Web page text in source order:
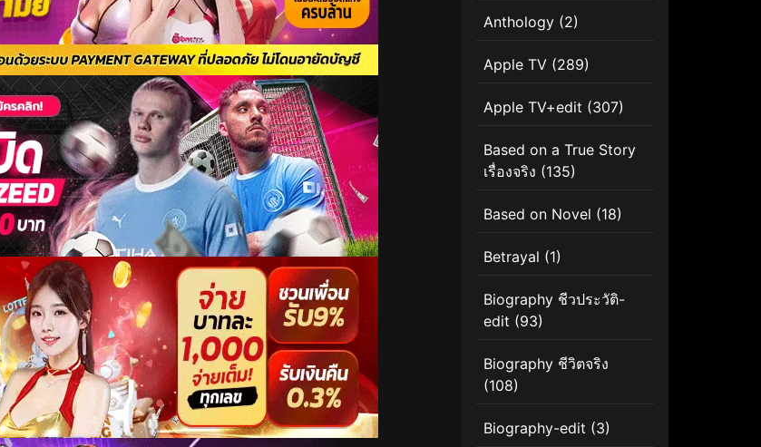
Anthology (2)
Apple TV (289)
Apple TV+edit (307)
Based on a True Story
เรื่องจริง (135)
Based on Novel (18)
Betrayal (1)
Biography ชีวประวัติ-
edit (93)
Biography ชีวิตจริง
(108)
Biography-edit (3)